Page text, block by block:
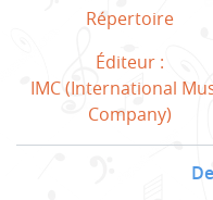
Répertoire
Éditeur :
IMC (International
Company)